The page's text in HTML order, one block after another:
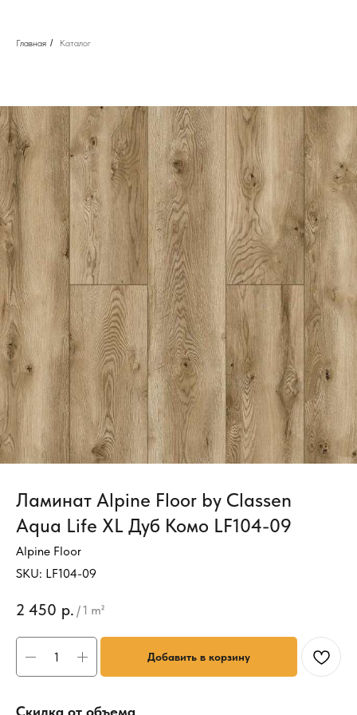
Главная / Каталог
Ламинат Alpine Floor by Classen
Aqua Life XL Дуб Комо LF104-09
Alpine Floor
SKU: LF104-09
2 450 р. /1 m²
Добавить в корзину
Скидка от объема